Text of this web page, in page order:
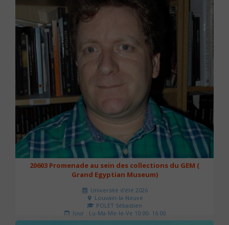
20603 Promenade au sein des collections du GEM (
Grand Egyptian Museum)
Université d'été 2026
Louvain-la-Neuve
POLET Sébastien
Jour : Lu-Ma-Me-Je-Ve 10:00- 16:00
Nombre de séances : 2